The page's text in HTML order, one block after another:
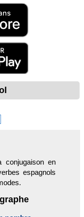
en
espagnols